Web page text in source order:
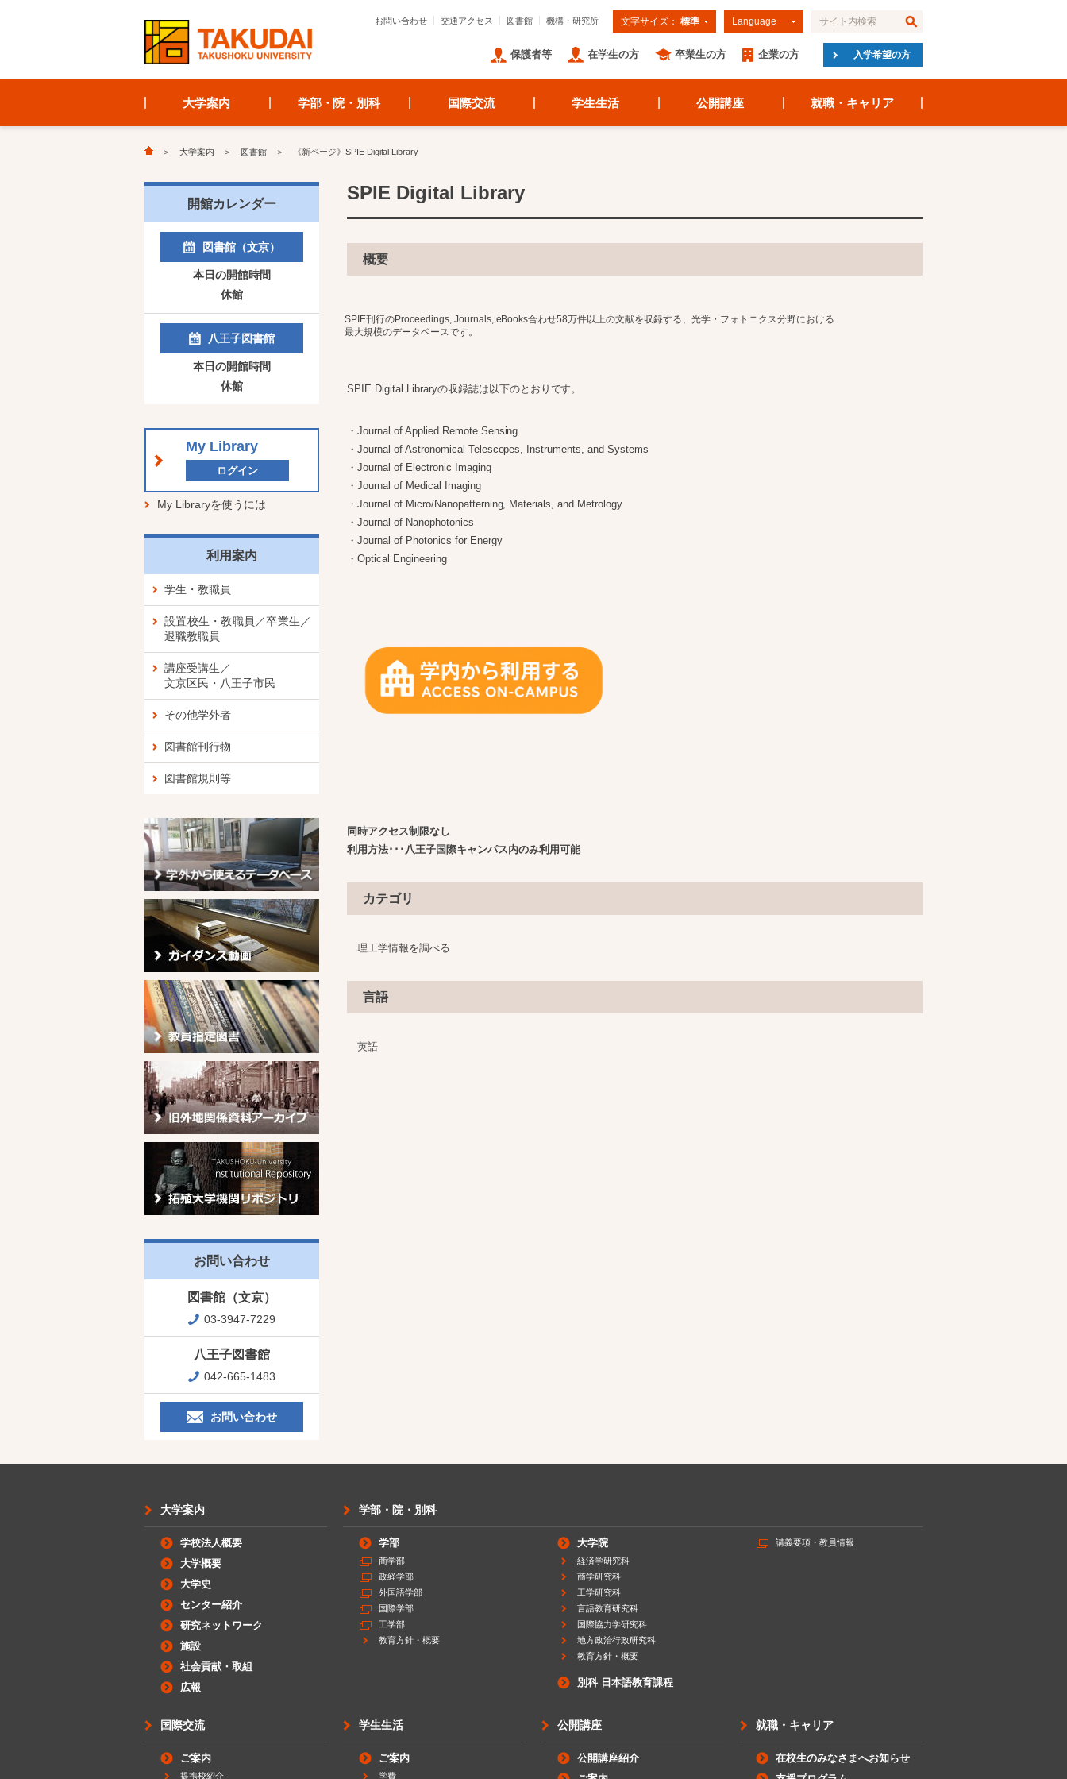
Language
文字サイズ： 標準
お問い合わせ 交通アクセス 図書館 機構・研究所
入学希望の方
保護者等 在学生の方 卒業生の方 企業の方
大学案内 学部・院・別科 国際交流 学生生活 公開講座 就職・キャリア
大学案内 図書館 《新ページ》SPIE Digital Library
SPIE Digital Library
概要
SPIE刊行のProceedings, Journals, eBooks合わせ58万件以上の文献を収録する、光学・フォトニクス分野における
最大規模のデータベースです。
SPIE Digital Libraryの収録誌は以下のとおりです。
・Journal of Applied Remote Sensing
・Journal of Astronomical Telescopes, Instruments, and Systems
・Journal of Electronic Imaging
・Journal of Medical Imaging
・Journal of Micro/Nanopatterning, Materials, and Metrology
・Journal of Nanophotonics
・Journal of Photonics for Energy
・Optical Engineering
同時アクセス制限なし
利用方法･･･八王子国際キャンパス内のみ利用可能
カテゴリ
理工学情報を調べる
言語
英語
開館カレンダー
図書館（文京）
本日の開館時間
休館
八王子図書館
本日の開館時間
休館
My Library
ログイン
My Libraryを使うには
利用案内
学生・教職員
設置校生・教職員／卒業生／
退職教職員
講座受講生／
文京区民・八王子市民
その他学外者
図書館刊行物
図書館規則等
お問い合わせ
図書館（文京）
03-3947-7229
八王子図書館
042-665-1483
お問い合わせ
大学案内
学校法人概要
大学概要
大学史
センター紹介
研究ネットワーク
施設
社会貢献・取組
広報
学部・院・別科
学部
商学部
政経学部
外国語学部
国際学部
工学部
教育方針・概要
大学院
経済学研究科
商学研究科
工学研究科
言語教育研究科
国際協力学研究科
地方政治行政研究科
教育方針・概要
別科 日本語教育課程
講義要項・教員情報
国際交流
ご案内
提携校紹介
学生生活
ご案内
学費
公開講座
公開講座紹介
就職・キャリア
在校生のみなさまへお知らせ